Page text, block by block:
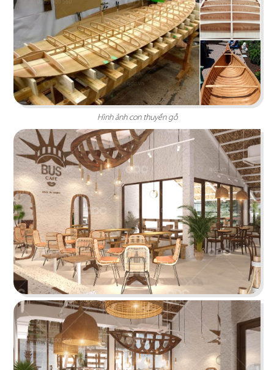
THAI ICON
Thiết kế theo hình thức Foodcourt với một không
gian mang đậm dấu ấn xứ sở chùa Vàng
Chi tiết
Hình ảnh con thuyền gỗ